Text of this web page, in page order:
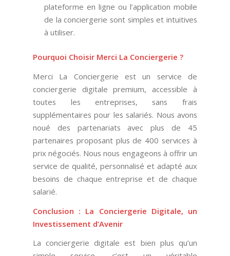
plateforme en ligne ou l’application mobile
de la conciergerie sont simples et intuitives
à utiliser.
Pourquoi Choisir Merci La Conciergerie ?
Merci La Conciergerie est un service de
conciergerie digitale premium, accessible à
toutes les entreprises, sans frais
supplémentaires pour les salariés. Nous avons
noué des partenariats avec plus de 45
partenaires proposant plus de 400 services à
prix négociés. Nous nous engageons à offrir un
service de qualité, personnalisé et adapté aux
besoins de chaque entreprise et de chaque
salarié.
Conclusion : La Conciergerie Digitale, un
Investissement d’Avenir
La conciergerie digitale est bien plus qu’un